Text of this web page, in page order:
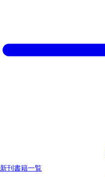
新刊書籍一覧